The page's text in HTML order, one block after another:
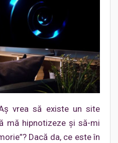
vrea să existe un site
mă hipnotizeze și să-mi
Dacă da, ce este în